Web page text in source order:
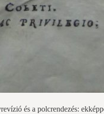
és a polcrendezés: